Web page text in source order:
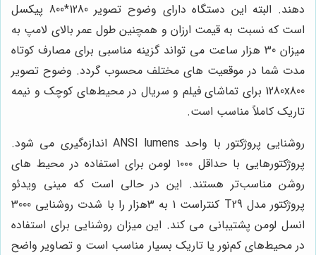
دهند. البته این دستگاه دارای وضوح تصویر 1280*800 پیکسل
است که نسبت به قیمت ارزان و همچنین طول عمر بالای لامپ به
میزان 30 هزار ساعت می تواند گزینه مناسبی برای مصارف کوتاه
مدت شما در موقعیت های مختلف محسوب گردد. وضوح تصویر
1280x800 برای تماشای فیلم و سریال در محیط‌های کوچک و نیمه
تاریک کاملاً مناسب است.
روشنایی پروژکتور با واحد ANSI lumens اندازه‌گیری می شود.
پروژکتورهایی با حداقل ۱۰۰۰ لومن برای استفاده در محیط های
روشن مناسب‌تر هستند. این در حالی است که مینی ویدئو
پروژکتور مدل T29 کنتراست 1 به 3هزار را با شدت روشنایی 3000
انسل لومن پشتیبانی می کند. این میزان روشنایی برای استفاده
در محیط‌های کم‌نور یا تاریک بسیار مناسب است و تصاویر واضح